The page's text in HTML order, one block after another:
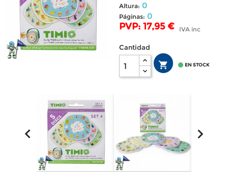
Altura: 0
Páginas: 0
PVP: 17,95 € IVA inc
Cantidad
  EN STOCK
 